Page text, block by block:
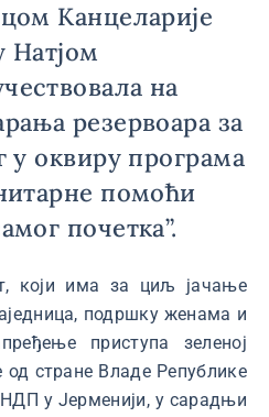
Канцеларије
Натјом
на
резервоара за
у оквиру програма
помоћи
почетка”.
који има за циљ јачање
подршку женама и
приступа зеленој
од стране Владе Републике
у Јерменији, у сарадњи